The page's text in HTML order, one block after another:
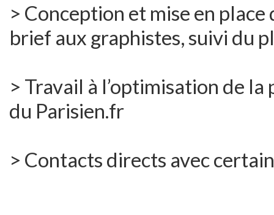
> Conception et mise en
brief aux graphistes, suivi du
> Travail à l’optimisation de
du Parisien.fr
> Contacts directs avec